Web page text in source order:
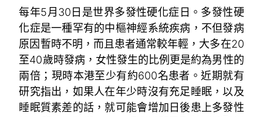
每年5月30日是世界多發性硬化症日。多發性硬
化症是一種罕有的中樞神經系統疾病，不但發病
原因暫時不明，而且患者通常較年輕，大多在20
至40歲時發病，女性發生的比例更是約為男性的
兩倍；現時本港至少有約600名患者。近期就有
研究指出，如果人在年少時沒有充足睡眠，以及
睡眠質素差的話，就可能會增加日後患上多發性